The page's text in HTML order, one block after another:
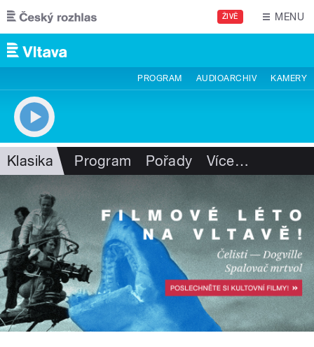
Přejít k hlavnímu obsahu
ŽIVĚ MENU
PROGRAM AUDIOARCHIV KAMERY
Klasika Program Pořady Více…